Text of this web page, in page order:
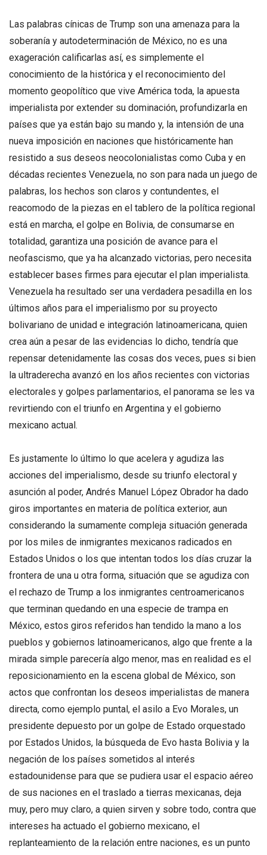
Las palabras cínicas de Trump son una amenaza para la
soberanía y autodeterminación de México, no es una
exageración calificarlas así, es simplemente el
conocimiento de la histórica y el reconocimiento del
momento geopolítico que vive América toda, la apuesta
imperialista por extender su dominación, profundizarla en
países que ya están bajo su mando y, la intensión de una
nueva imposición en naciones que históricamente han
resistido a sus deseos neocolonialistas como Cuba y en
décadas recientes Venezuela, no son para nada un juego de
palabras, los hechos son claros y contundentes, el
reacomodo de la piezas en el tablero de la política regional
está en marcha, el golpe en Bolivia, de consumarse en
totalidad, garantiza una posición de avance para el
neofascismo, que ya ha alcanzado victorias, pero necesita
establecer bases firmes para ejecutar el plan imperialista.
Venezuela ha resultado ser una verdadera pesadilla en los
últimos años para el imperialismo por su proyecto
bolivariano de unidad e integración latinoamericana, quien
crea aún a pesar de las evidencias lo dicho, tendría que
repensar detenidamente las cosas dos veces, pues si bien
la ultraderecha avanzó en los años recientes con victorias
electorales y golpes parlamentarios, el panorama se les va
revirtiendo con el triunfo en Argentina y el gobierno
mexicano actual.
Es justamente lo último lo que acelera y agudiza las
acciones del imperialismo, desde su triunfo electoral y
asunción al poder, Andrés Manuel López Obrador ha dado
giros importantes en materia de política exterior, aun
considerando la sumamente compleja situación generada
por los miles de inmigrantes mexicanos radicados en
Estados Unidos o los que intentan todos los días cruzar la
frontera de una u otra forma, situación que se agudiza con
el rechazo de Trump a los inmigrantes centroamericanos
que terminan quedando en una especie de trampa en
México, estos giros referidos han tendido la mano a los
pueblos y gobiernos latinoamericanos, algo que frente a la
mirada simple parecería algo menor, mas en realidad es el
reposicionamiento en la escena global de México, son
actos que confrontan los deseos imperialistas de manera
directa, como ejemplo puntal, el asilo a Evo Morales, un
presidente depuesto por un golpe de Estado orquestado
por Estados Unidos, la búsqueda de Evo hasta Bolivia y la
negación de los países sometidos al interés
estadounidense para que se pudiera usar el espacio aéreo
de sus naciones en el traslado a tierras mexicanas, deja
muy, pero muy claro, a quien sirven y sobre todo, contra que
intereses ha actuado el gobierno mexicano, el
replanteamiento de la relación entre naciones, es un punto